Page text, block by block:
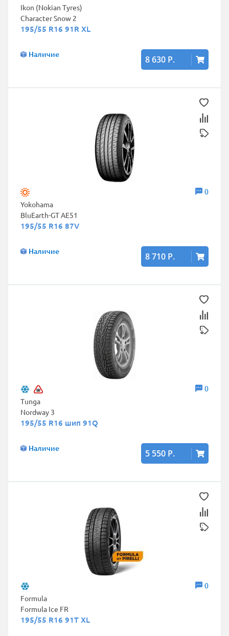
Ikon (Nokian Tyres)
Character Snow 2
195/55 R16 91R XL
Наличие 8 630 Р.
0
Yokohama
BluEarth-GT AE51
195/55 R16 87V
Наличие 8 710 Р.
0
Tunga
Nordway 3
195/55 R16 шип 91Q
Наличие 5 550 Р.
0
Formula
Formula Ice FR
195/55 R16 91T XL